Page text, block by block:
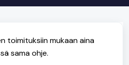
toimituksiin mukaan aina
sama ohje.